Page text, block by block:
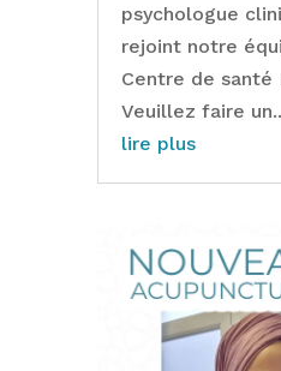
psychologue
rejoint notre
Centre de santé
Veuillez faire
lire plus